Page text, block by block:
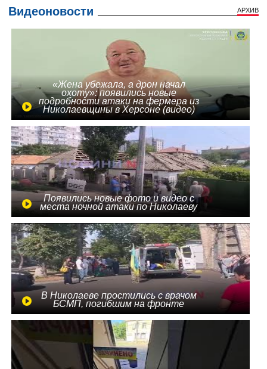
Видеоновости АРХИВ
«Жена убежала, а дрон начал
охоту»: появились новые
подробности атаки на фермера из
Николаевщины в Херсоне (видео)
Появились новые фото и видео с
места ночной атаки по Николаеву
В Николаеве простились с врачом
БСМП, погибшим на фронте